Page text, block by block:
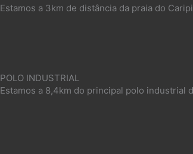
Estamos a 3km de distância da praia do
POLO INDUSTRIAL
Estamos a 8,4km do principal polo industrial